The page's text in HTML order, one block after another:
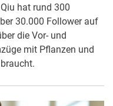
hat rund 300
30.000 Follower auf
die Vor- und
mit Pflanzen und